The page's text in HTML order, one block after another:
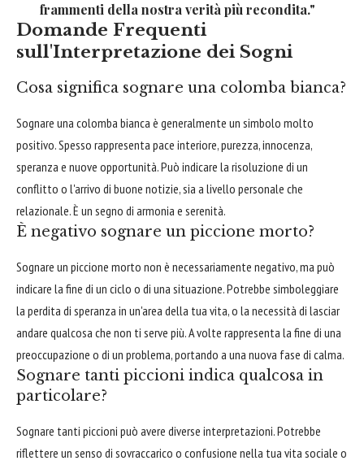
frammenti della nostra verità più recondita."
Domande Frequenti
sull'Interpretazione dei Sogni
Cosa significa sognare una colomba bianca?
Sognare una colomba bianca è generalmente un simbolo molto
positivo. Spesso rappresenta pace interiore, purezza, innocenza,
speranza e nuove opportunità. Può indicare la risoluzione di un
conflitto o l'arrivo di buone notizie, sia a livello personale che
relazionale. È un segno di armonia e serenità.
È negativo sognare un piccione morto?
Sognare un piccione morto non è necessariamente negativo, ma può
indicare la fine di un ciclo o di una situazione. Potrebbe simboleggiare
la perdita di speranza in un'area della tua vita, o la necessità di lasciar
andare qualcosa che non ti serve più. A volte rappresenta la fine di una
preoccupazione o di un problema, portando a una nuova fase di calma.
Sognare tanti piccioni indica qualcosa in
particolare?
Sognare tanti piccioni può avere diverse interpretazioni. Potrebbe
riflettere un senso di sovraccarico o confusione nella tua vita sociale o